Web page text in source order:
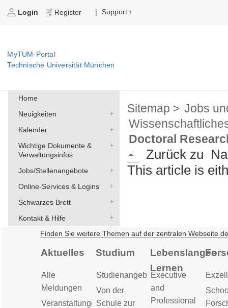
Login Register | Support
MyTUM-Portal
Technische Universität München
Home
Neuigkeiten
Kalender
Wichtige Dokumente &
Verwaltungsinfos
Jobs/Stellenangebote
Online-Services & Logins
Schwarzes Brett
Kontakt & Hilfe
Sitemap > Jobs
Doctoral
Zurück zu
This article is
Finden Sie weitere Themen auf der zentralen Webseite
Aktuelles
Alle
Meldungen
Veranstaltungen
Studium
Studienangebot
Von der
Schule zur
Lebenslanges
Lernen
Executive
and
Professional